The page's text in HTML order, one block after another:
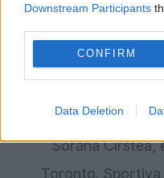
Downstream Participants
CONFIRM
Data Deletion
Sorana Cîrstea,
Toronto.